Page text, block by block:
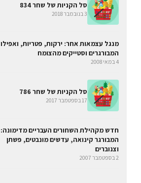
סל הקניות של שחר 834
3 בנובמבר 2018
מנגל עצמאות אחר: ירקות, פטריות, ואפילו
המבורגרים וסטייקים מהצומח
4 במאי 2008
סל הקניות של שחר 786
17 בספטמבר 2017
חדש מקהילת השחורים העבריים מדימונה:
המבורגר קינואה, עדשים מונבטים, פשתן
וצנוברים
2 בספטמבר 2007